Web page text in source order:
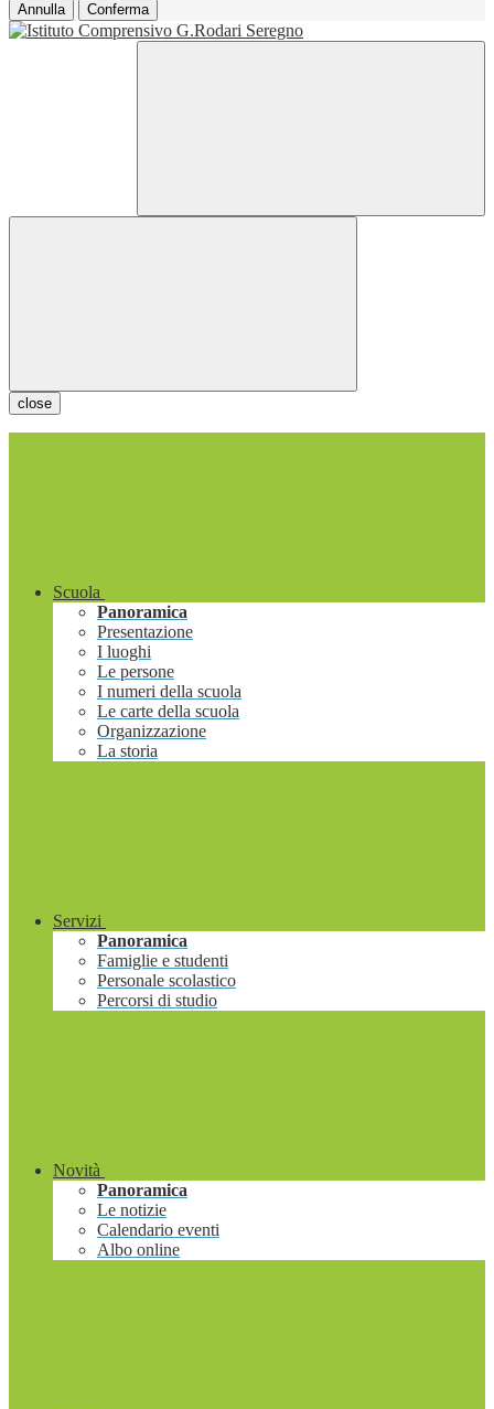
Annulla Conferma
close
Scuola
Panoramica
Presentazione
I luoghi
Le persone
I numeri della scuola
Le carte della scuola
Organizzazione
La storia
Servizi
Panoramica
Famiglie e studenti
Personale scolastico
Percorsi di studio
Novità
Panoramica
Le notizie
Calendario eventi
Albo online